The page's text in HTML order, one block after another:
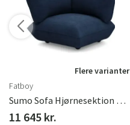
Flere varianter
Fatboy
Sumo Sofa Hjørnesektion Højre Cord Recycled Deep Blue
11 645 kr.